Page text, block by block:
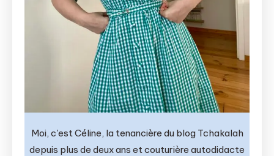
Moi, c'est Céline, la tenancière du blog Tchakalah
depuis plus de deux ans et couturière autodidacte